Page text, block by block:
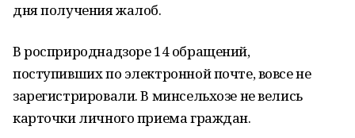
дня получения жалоб.
В росприроднадзоре 14 обращений,
поступивших по электронной почте, вовсе не
зарегистрировали. В минсельхозе не велись
карточки личного приема граждан.